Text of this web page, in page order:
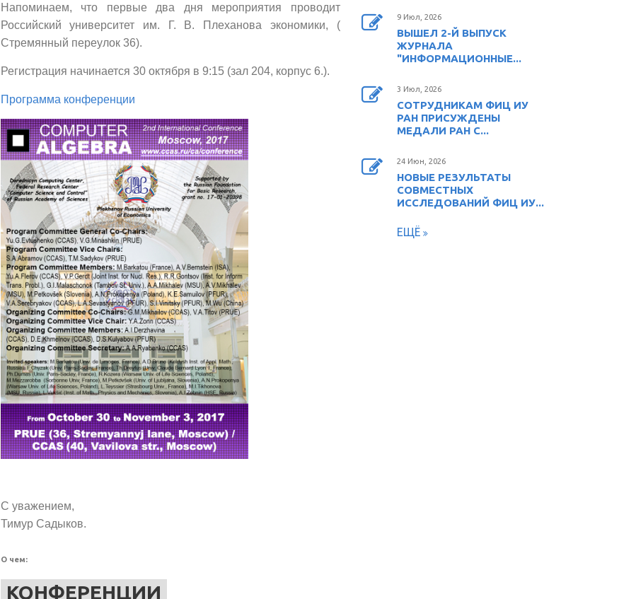
Напоминаем, что первые два дня мероприятия проводит
Российский университет им. Г. В. Плеханова экономики, (
Стремянный переулок 36).
Регистрация начинается 30 октября в 9:15 (зал 204, корпус 6.).
Программа конференции
С уважением,
Тимур Садыков.
О чем:
КОНФЕРЕНЦИИ
9 Июл, 2026
ВЫШЕЛ 2-Й ВЫПУСК
ЖУРНАЛА
"ИНФОРМАЦИОННЫЕ...
3 Июл, 2026
СОТРУДНИКАМ ФИЦ ИУ
РАН ПРИСУЖДЕНЫ
МЕДАЛИ РАН С...
24 Июн, 2026
НОВЫЕ РЕЗУЛЬТАТЫ
СОВМЕСТНЫХ
ИССЛЕДОВАНИЙ ФИЦ ИУ...
ЕЩЁ